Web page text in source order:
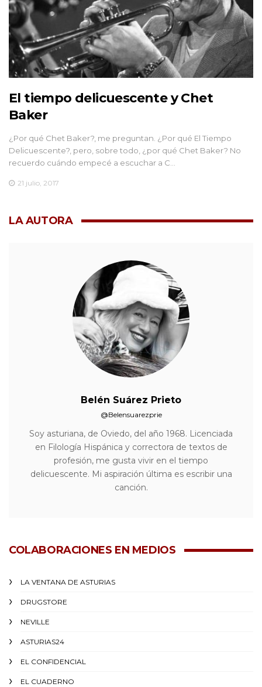
El tiempo delicuescente y Chet
Baker
¿Por qué Chet Baker?, me preguntan. ¿Por qué El Tiempo
Delicuescente?, pero, sobre todo, ¿por qué Chet Baker? No
recuerdo cuándo empecé a escuchar a C…
21 julio, 2017
LA AUTORA
Belén Suárez Prieto
@Belensuarezprie
Soy asturiana, de Oviedo, del año 1968. Licenciada
en Filología Hispánica y correctora de textos de
profesión, me gusta vivir en el tiempo
delicuescente. Mi aspiración última es escribir una
canción.
COLABORACIONES EN MEDIOS
LA VENTANA DE ASTURIAS
DRUGSTORE
NEVILLE
ASTURIAS24
EL CONFIDENCIAL
EL CUADERNO